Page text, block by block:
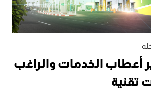
أعطاب الخدمات والراغب
تقنية